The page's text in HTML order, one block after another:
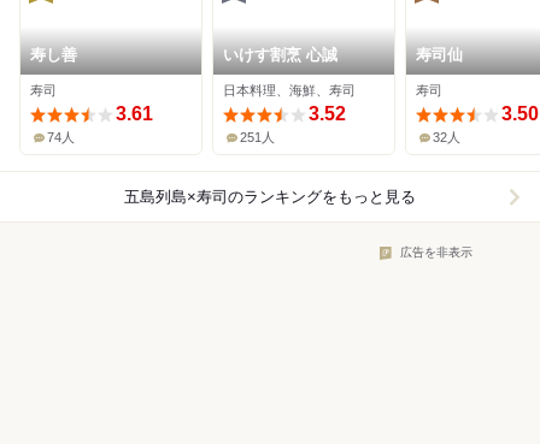
寿し善
寿司
3.61
74人
いけす割烹 心誠
日本料理、海鮮、寿司
3.52
251人
寿司仙
寿司
3.50
32人
五島列島×寿司 のランキングをもっと見る
広告を非表示